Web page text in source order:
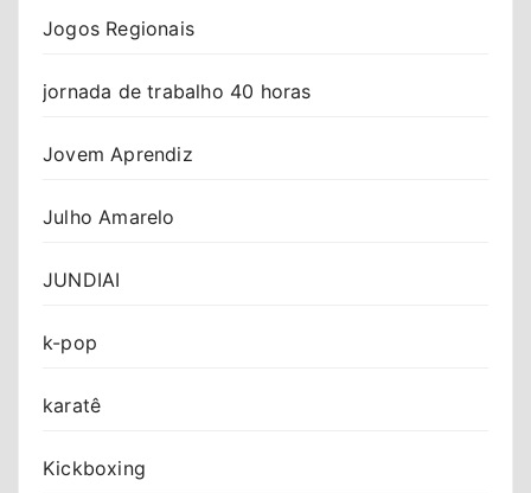
Jogos Regionais
jornada de trabalho 40 horas
Jovem Aprendiz
Julho Amarelo
JUNDIAI
k-pop
karatê
Kickboxing